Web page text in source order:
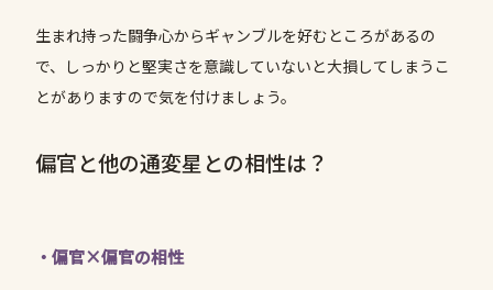
生まれ持った闘争心からギャンブルを好むところがあるの
で、しっかりと堅実さを意識していないと大損してしまうこ
とがありますので気を付けましょう。
偏官と他の通変星との相性は？
・偏官×偏官の相性